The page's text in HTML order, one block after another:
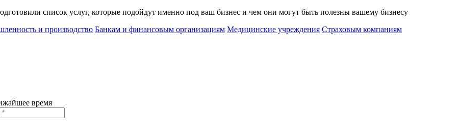
список услуг, которые подойдут именно под ваш бизнес и чем они могут быть полезны вашему бизнесу
и производство Банкам и финансовым организациям Медицинские учреждения Страховым компаниям
время